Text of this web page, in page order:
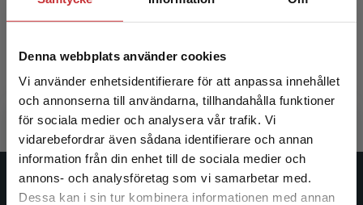
Denna webbplats använder cookies
Vi använder enhetsidentifierare för att anpassa innehållet
och annonserna till användarna, tillhandahålla funktioner
för sociala medier och analysera vår trafik. Vi
vidarebefordrar även sådana identifierare och annan
information från din enhet till de sociala medier och
annons- och analysföretag som vi samarbetar med.
Dessa kan i sin tur kombinera informationen med annan
Begränsad fraktregion
295 krinkl. moms
Exkl. moms: 278 kr
182 kr
Exkl.
Studentlitteratur